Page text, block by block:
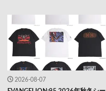
2026-08-07